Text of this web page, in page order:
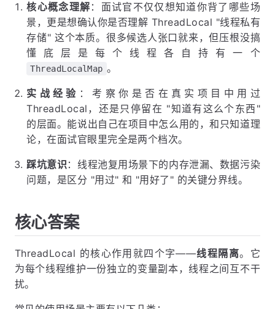
核心概念理解 ：面试官不仅仅想知道你背了哪些场
景，更是想确认你是否理解 ThreadLocal "线程私有
存储" 这个本质。很多候选人张口就来，但压根没搞
懂底层是每个线程各自持有一个
ThreadLocalMap 。
实战经验 ：考察你是否在真实项目中用过
ThreadLocal，还是只停留在 "知道有这么个东西"
的层面。能说出自己在项目中怎么用的，和只知道理
论，在面试官眼里完全是两个档次。
踩坑意识：线程池复用场景下的内存泄漏、数据污染
问题，是区分 "用过" 和 "用好了" 的关键分界线。
核心答案
ThreadLocal 的核心作用就四个字——线程隔离。它
为每个线程维护一份独立的变量副本，线程之间互不干
扰。